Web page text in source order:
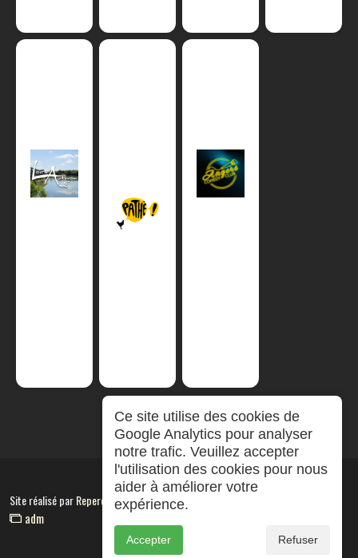
Site réalisé parRepereCom
adm
Ce site utilise des cookies de
Google Analytics pour analyser
notre trafic. Veuillez accepter
l'utilisation des cookies pour nous
aider à améliorer votre
expérience.
Accepter Refuser